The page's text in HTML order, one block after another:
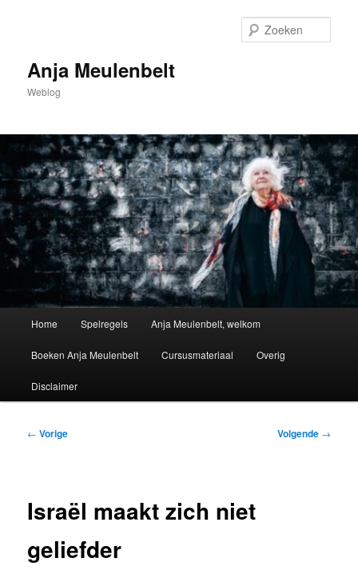
inhoudAnja Meulenbelt
Weblog
Home Spelregels Anja Meulenbelt, welkom
Boeken Anja Meulenbelt Cursusmateriaal Overig
Disclaimer
Bericht
← Vorige Volgende →
Israël maakt zich niet
geliefder